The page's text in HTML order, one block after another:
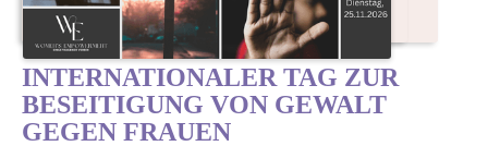
INTERNATIONALER TAG ZUR
BESEITIGUNG VON GEWALT
GEGEN FRAUEN